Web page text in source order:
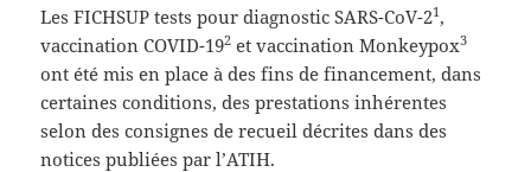
Les FICHSUP tests pour diagnostic SARS-CoV-21 ,
vaccination COVID-192 et vaccination Monkeypox3
ont été mis en place à des fins de financement, dans
certaines conditions, des prestations inhérentes
selon des consignes de recueil décrites dans des
notices publiées par l’ATIH.